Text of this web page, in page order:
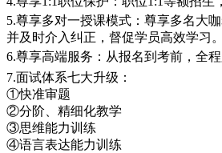
5.尊享多对一授课模式：尊享多名大
并及时介入纠正，督促学员高效学习。
6.尊享高端服务：从报名到考前，全
7.面试体系七大升级：
①快准审题
②分阶、精细化教学
③思维能力训练
④语言表达能力训练